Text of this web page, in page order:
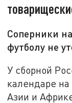
Соперники
футболу не
У сборной
календаре
Азии и